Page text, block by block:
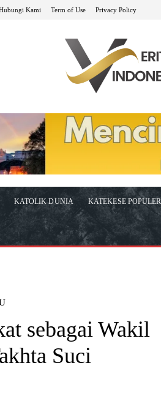
Kami Term of Use Privacy Policy
KATOLIK DUNIA KATEKESE POPULER
sebagai Wakil
Suci